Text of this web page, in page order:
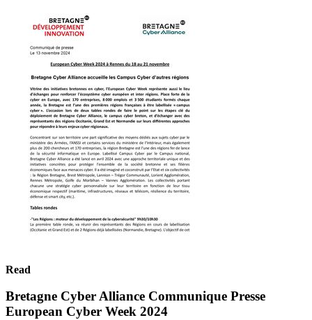
Read
Bretagne Cyber Alliance Communique Presse
European Cyber Week 2024